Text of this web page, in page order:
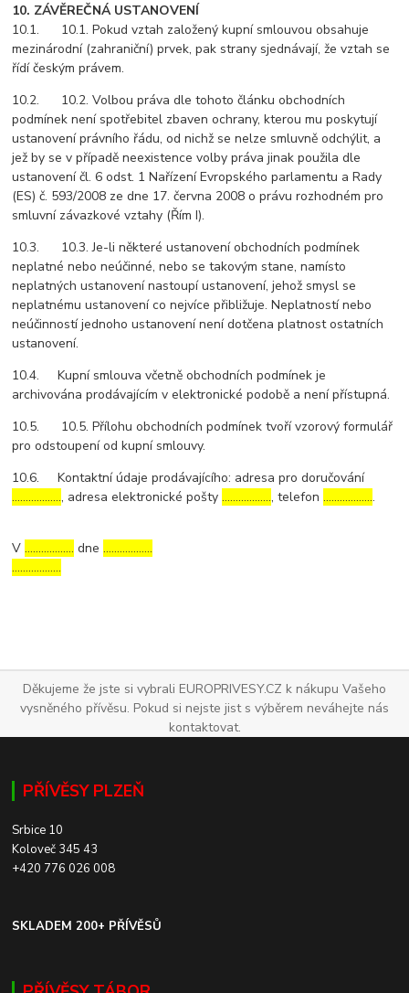
10. ZÁVĚREČNÁ USTANOVENÍ
10.1. 10.1. Pokud vztah založený kupní smlouvou obsahuje
mezinárodní (zahraniční) prvek, pak strany sjednávají, že vztah se
řídí českým právem.
10.2. 10.2. Volbou práva dle tohoto článku obchodních
podmínek není spotřebitel zbaven ochrany, kterou mu poskytují
ustanovení právního řádu, od nichž se nelze smluvně odchýlit, a
jež by se v případě neexistence volby práva jinak použila dle
ustanovení čl. 6 odst. 1 Nařízení Evropského parlamentu a Rady
(ES) č. 593/2008 ze dne 17. června 2008 o právu rozhodném pro
smluvní závazkové vztahy (Řím I).
10.3. 10.3. Je-li některé ustanovení obchodních podmínek
neplatné nebo neúčinné, nebo se takovým stane, namísto
neplatných ustanovení nastoupí ustanovení, jehož smysl se
neplatnému ustanovení co nejvíce přibližuje. Neplatností nebo
neúčinností jednoho ustanovení není dotčena platnost ostatních
ustanovení.
10.4. Kupní smlouva včetně obchodních podmínek je
archivována prodávajícím v elektronické podobě a není přístupná.
10.5. 10.5. Přílohu obchodních podmínek tvoří vzorový formulář
pro odstoupení od kupní smlouvy.
10.6. Kontaktní údaje prodávajícího: adresa pro doručování
………………, adresa elektronické pošty………………, telefon……………….
V……………… dne………………
………………
Děkujeme že jste si vybrali EUROPRIVESY.CZ k nákupu Vašeho
vysněného přívěsu. Pokud si nejste jist s výběrem neváhejte nás
kontaktovat.
PŘÍVĚSY PLZEŇ
Srbice 10
Koloveč 345 43
+420 776 026 008
SKLADEM 200+ PŘÍVĚSŮ